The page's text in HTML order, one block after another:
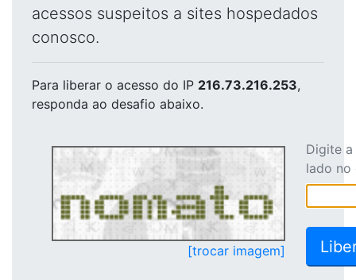
acessos suspeitos a sites hospedados
conosco.
Para liberar o acesso do IP 216.73.216.253,
responda ao desafio abaixo.
[trocar imagem]
Digite
lado no